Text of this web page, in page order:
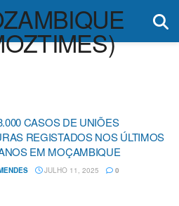
CASOS DE UNIÕES
REGISTADOS NOS ÚLTIMOS
EM MOÇAMBIQUE
JULHO 11, 2025 0